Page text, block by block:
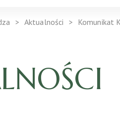
Aktualności Komunikat